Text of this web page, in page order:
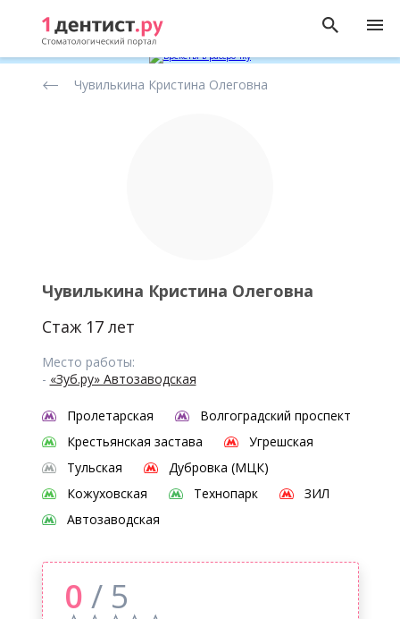
стоматологов
Чувилькина Кристина Олеговна
Чувилькина Кристина Олеговна
Стаж 17 лет
Место работы:
- «Зуб.ру» Автозаводская
Пролетарская
Волгоградский проспект
Крестьянская застава
Угрешская
Тульская
Дубровка (МЦК)
Кожуховская
Технопарк
ЗИЛ
Автозаводская
0 / 5